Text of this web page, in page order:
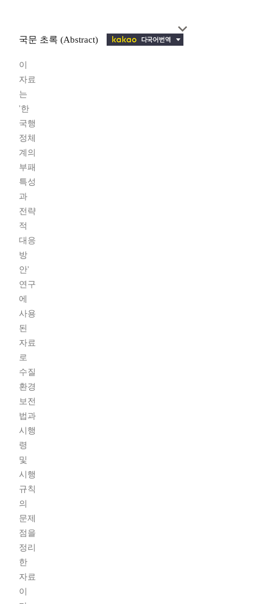
국문 초록 (Abstract)
이
자료
는
'한
국행
정체
계의
부패
특성
과
전략
적
대응
방
안'
연구
에
사용
된
자료
로
수질
환경
보전
법과
시행
령
및
시행
규칙
의
문제
점을
정리
한
자료
이